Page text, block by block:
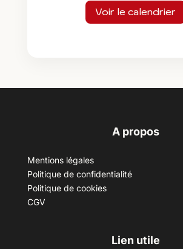
Voir le calendrier
A propos
Mentions légales
Politique de confidentialité
Politique de cookies
CGV
Lien utile